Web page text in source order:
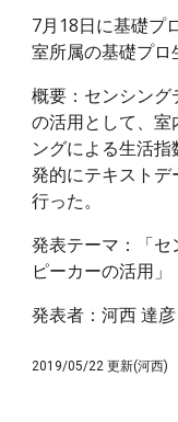
7月18日に基礎プ
室所属の基礎プロ
概要：センシン
の活用として、
ングによる生活
発的にテキスト
行った。
発表テーマ：「
ピーカーの活用」
発表者：河西 達
2019/05/22 更新(河西)